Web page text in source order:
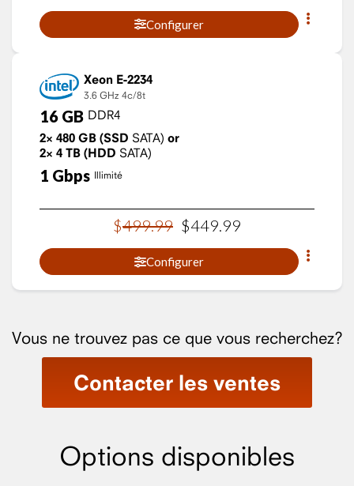
Configurer
Xeon E-2234
3.6 GHz 4c/8t
16 GB DDR4
2× 480 GB (SSD SATA) or
2× 4 TB (HDD SATA)
1 Gbps Illimité
$499.99 $449.99
Configurer
Vous ne trouvez pas ce que vous recherchez?
Contacter les ventes
Options disponibles